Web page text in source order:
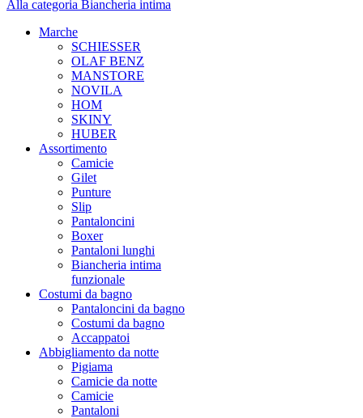
Alla categoria Biancheria intima
Marche
SCHIESSER
OLAF BENZ
MANSTORE
NOVILA
HOM
SKINY
HUBER
Assortimento
Camicie
Gilet
Punture
Slip
Pantaloncini
Boxer
Pantaloni lunghi
Biancheria intima
funzionale
Costumi da bagno
Pantaloncini da bagno
Costumi da bagno
Accappatoi
Abbigliamento da notte
Pigiama
Camicie da notte
Camicie
Pantaloni